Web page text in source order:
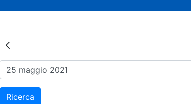
Risultati della Ricerca -
Ricerca